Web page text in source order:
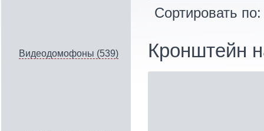
Видеодомофоны (539)
Сортировать
Кронштейн